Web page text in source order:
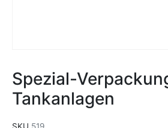
Spezial-
Tankanlagen